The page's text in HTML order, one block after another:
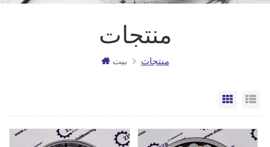
منتجات
بيت منتجات